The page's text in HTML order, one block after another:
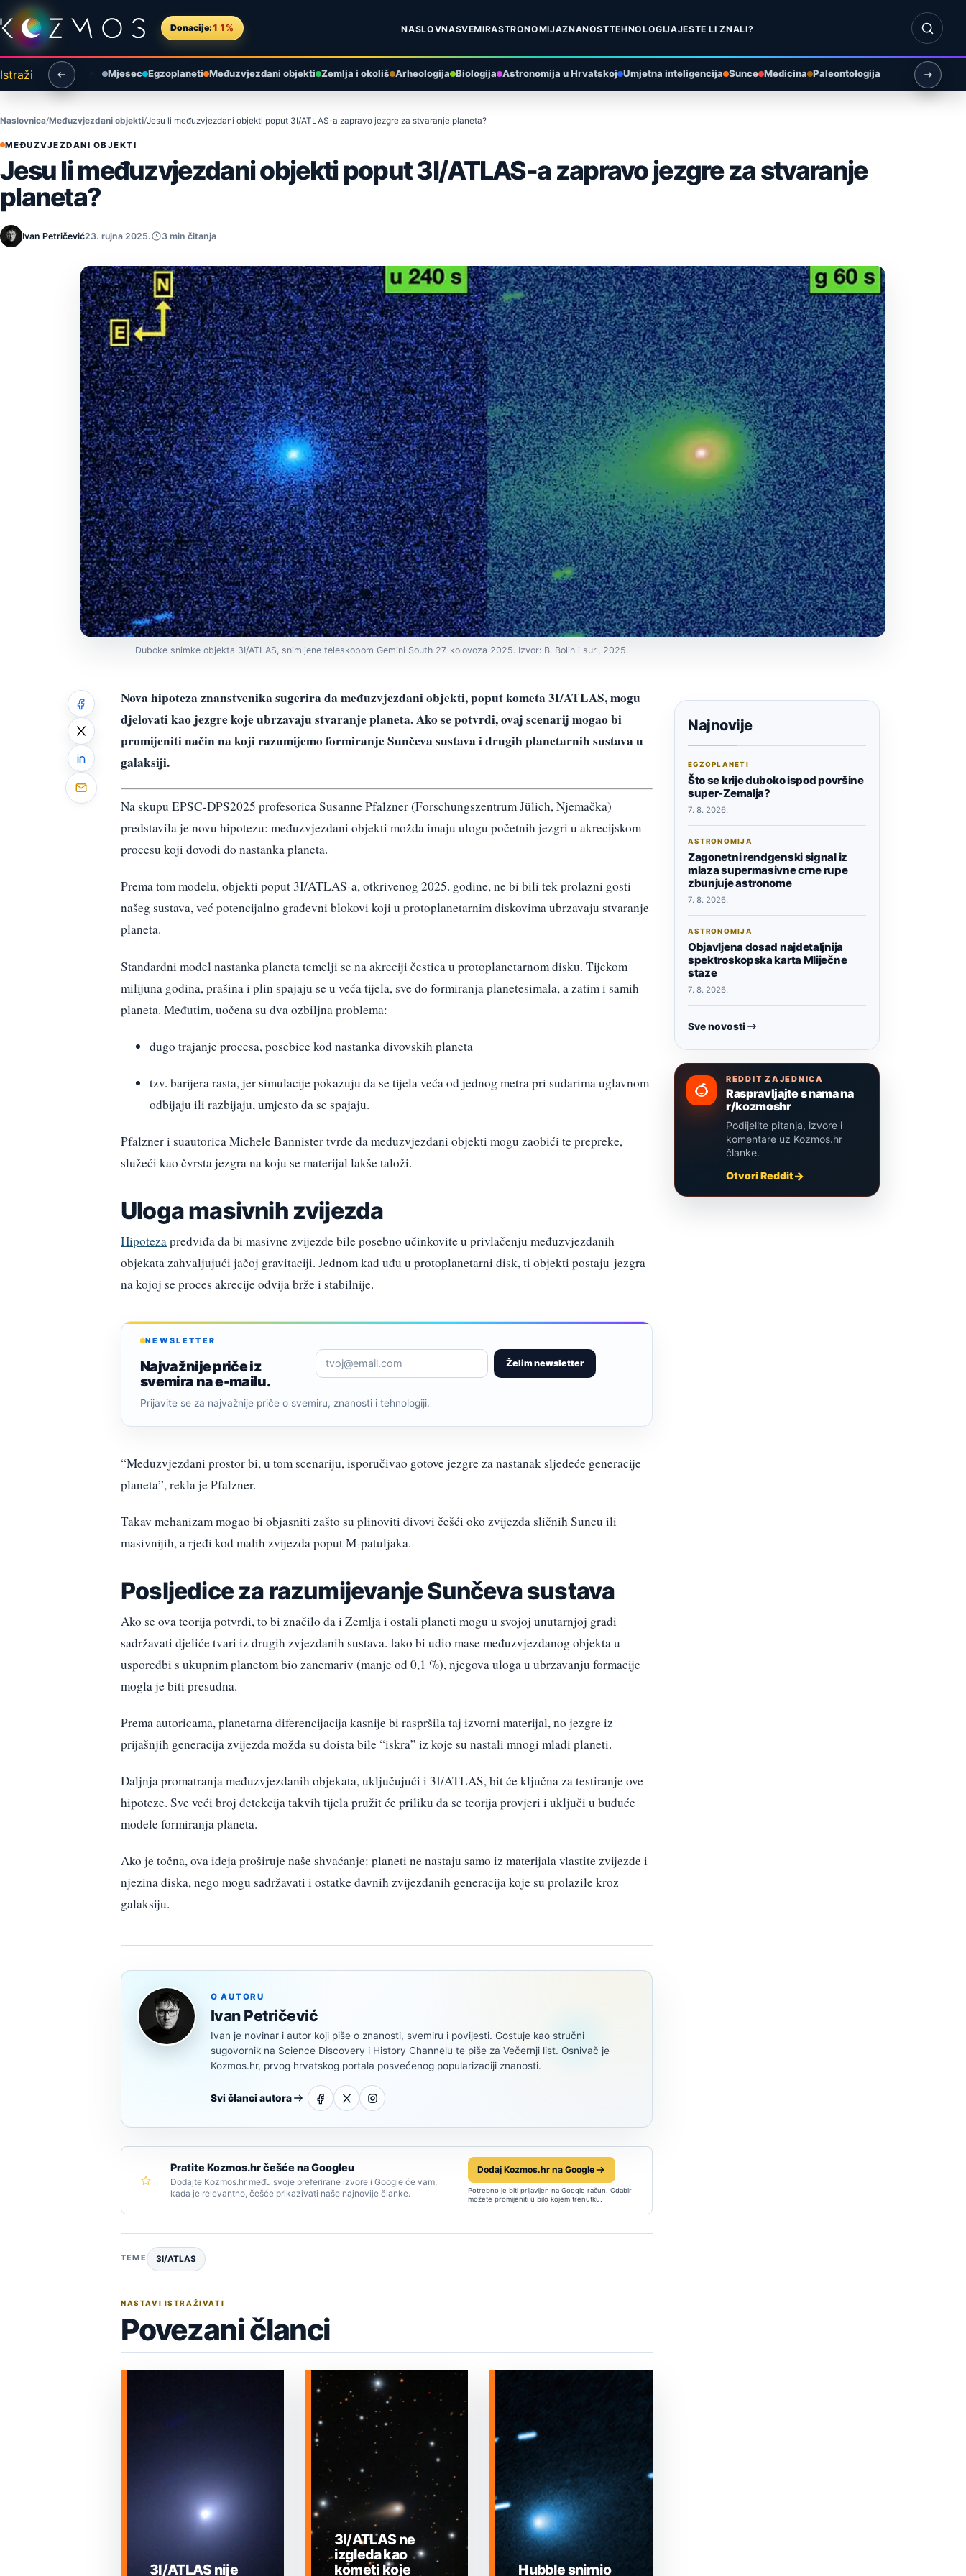
Preskoči na sadržaj
Donacije: 11% NASLOVNASVEMIRASTRONOMIJAZNANOSTTEHNOLOGIJAJESTE LI ZNALI?
Otvori
Istraži Mjesec Egzoplaneti Međuzvjezdani objekti Zemlja i okoliš Arheologija Biologija Astronomija u Hrvatskoj Umjetna inteligencija Sunce Medicina Paleontologija
Naslovnica Međuzvjezdani objekti Jesu li međuzvjezdani objekti poput 3I/ATLAS-a zapravo jezgre za stvaranje planeta?
MEĐUZVJEZDANI OBJEKTI
Jesu li međuzvjezdani objekti poput 3I/ATLAS-a zapravo jezgre za stvaranje
planeta?
Ivan Petričević23. rujna 2025. 3 min čitanja
Duboke snimke objekta 3I/ATLAS, snimljene teleskopom Gemini South 27. kolovoza 2025. Izvor: B. Bolin i sur., 2025.
Nova hipoteza znanstvenika sugerira da međuzvjezdani objekti, poput kometa 3I/ATLAS, mogu
djelovati kao jezgre koje ubrzavaju stvaranje planeta. Ako se potvrdi, ovaj scenarij mogao bi
promijeniti način na koji razumijemo formiranje Sunčeva sustava i drugih planetarnih sustava u
galaksiji.
Na skupu EPSC-DPS2025 profesorica Susanne Pfalzner (Forschungszentrum Jülich, Njemačka)
predstavila je novu hipotezu: međuzvjezdani objekti možda imaju ulogu početnih jezgri u akrecijskom
procesu koji dovodi do nastanka planeta.
Prema tom modelu, objekti poput 3I/ATLAS-a, otkrivenog 2025. godine, ne bi bili tek prolazni gosti
našeg sustava, već potencijalno građevni blokovi koji u protoplanetarnim diskovima ubrzavaju stvaranje
planeta.
Standardni model nastanka planeta temelji se na akreciji čestica u protoplanetarnom disku. Tijekom
milijuna godina, prašina i plin spajaju se u veća tijela, sve do formiranja planetesimala, a zatim i samih
planeta. Međutim, uočena su dva ozbiljna problema:
dugo trajanje procesa, posebice kod nastanka divovskih planeta
tzv. barijera rasta, jer simulacije pokazuju da se tijela veća od jednog metra pri sudarima uglavnom
odbijaju ili razbijaju, umjesto da se spajaju.
Pfalzner i suautorica Michele Bannister tvrde da međuzvjezdani objekti mogu zaobići te prepreke,
služeći kao čvrsta jezgra na koju se materijal lakše taloži.
Uloga masivnih zvijezda
Hipotezapredviđa da bi masivne zvijezde bile posebno učinkovite u privlačenju međuzvjezdanih
objekata zahvaljujući jačoj gravitaciji. Jednom kad uđu u protoplanetarni disk, ti objekti postaju jezgra
na kojoj se proces akrecije odvija brže i stabilnije.
NEWSLETTER
Najvažnije priče iz
svemira na e-mailu.
Želim newsletter
Prijavite se za najvažnije priče o svemiru, znanosti i tehnologiji.
“Međuzvjezdani prostor bi, u tom scenariju, isporučivao gotove jezgre za nastanak sljedeće generacije
planeta”, rekla je Pfalzner.
Takav mehanizam mogao bi objasniti zašto su plinoviti divovi češći oko zvijezda sličnih Suncu ili
masivnijih, a rjeđi kod malih zvijezda poput M-patuljaka.
Posljedice za razumijevanje Sunčeva sustava
Ako se ova teorija potvrdi, to bi značilo da i Zemlja i ostali planeti mogu u svojoj unutarnjoj građi
sadržavati djeliće tvari iz drugih zvjezdanih sustava. Iako bi udio mase međuzvjezdanog objekta u
usporedbi s ukupnim planetom bio zanemariv (manje od 0,1 %), njegova uloga u ubrzavanju formacije
mogla je biti presudna.
Prema autoricama, planetarna diferencijacija kasnije bi raspršila taj izvorni materijal, no jezgre iz
prijašnjih generacija zvijezda možda su doista bile “iskra” iz koje su nastali mnogi mladi planeti.
Daljnja promatranja međuzvjezdanih objekata, uključujući i 3I/ATLAS, bit će ključna za testiranje ove
hipoteze. Sve veći broj detekcija takvih tijela pružit će priliku da se teorija provjeri i uključi u buduće
modele formiranja planeta.
Ako je točna, ova ideja proširuje naše shvaćanje: planeti ne nastaju samo iz materijala vlastite zvijezde i
njezina diska, nego mogu sadržavati i ostatke davnih zvijezdanih generacija koje su prolazile kroz
galaksiju.
O AUTORU
Ivan Petričević
Ivan je novinar i autor koji piše o znanosti, svemiru i povijesti. Gostuje kao stručni
sugovornik na Science Discovery i History Channelu te piše za Večernji list. Osnivač je
Kozmos.hr, prvog hrvatskog portala posvećenog popularizaciji znanosti.
Svi članci autora
Pratite Kozmos.hr češće na Googleu
Dodajte Kozmos.hr među svoje preferirane izvore i Google će vam,
kada je relevantno, češće prikazivati naše najnovije članke.
Dodaj Kozmos.hr na Google
Potrebno je biti prijavljen na Google račun. Odabir
možete promijeniti u bilo kojem trenutku.
TEME 3I/ATLAS
NASTAVI ISTRAŽIVATI
Povezani članci
3I/ATLAS nije
3I/ATLAS ne
izgleda kao
kometi koje
Hubble snimio
Najnovije
EGZOPLANETI
Što se krije duboko ispod površine
super-Zemalja?
7. 8. 2026.
ASTRONOMIJA
Zagonetni rendgenski signal iz
mlaza supermasivne crne rupe
zbunjuje astronome
7. 8. 2026.
ASTRONOMIJA
Objavljena dosad najdetaljnija
spektroskopska karta Mliječne
staze
7. 8. 2026.
Sve novosti
REDDIT ZAJEDNICA
Raspravljajte s nama na
r/kozmoshr
Podijelite pitanja, izvore i
komentare uz Kozmos.hr
članke.
Otvori Reddit